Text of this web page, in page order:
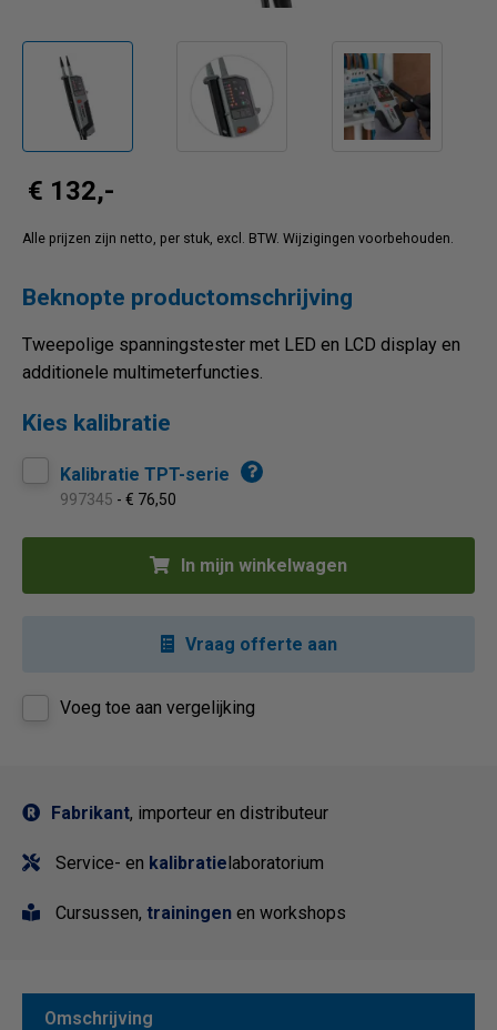
€ 132,-
Alle prijzen zijn netto, per stuk, excl. BTW. Wijzigingen voorbehouden.
Beknopte productomschrijving
Tweepolige spanningstester met LED en LCD display en
additionele multimeterfuncties.
Kies kalibratie
Kalibratie TPT-serie
997345 - € 76,50
In mijn winkelwagen
Vraag offerte aan
Voeg toe aan vergelijking
Fabrikant, importeur en distributeur
Service- en kalibratielaboratorium
Cursussen, trainingen en workshops
Omschrijving